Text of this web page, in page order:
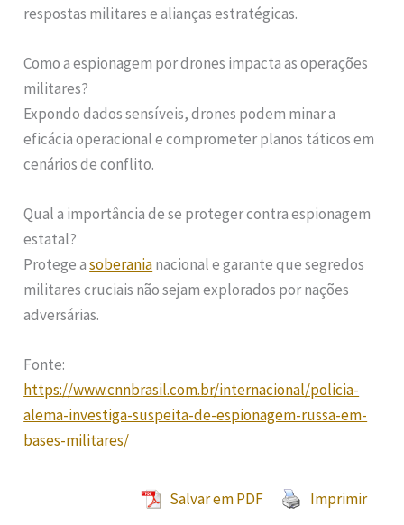
respostas militares e alianças estratégicas.
Como a espionagem por drones impacta as operações
militares?
Expondo dados sensíveis, drones podem minar a
eficácia operacional e comprometer planos táticos em
cenários de conflito.
Qual a importância de se proteger contra espionagem
estatal?
Protege asoberanianacional e garante que segredos
militares cruciais não sejam explorados por nações
adversárias.
Fonte:
https://www.cnnbrasil.com.br/internacional/policia-
alema-investiga-suspeita-de-espionagem-russa-em-
bases-militares/
Salvar em PDF Imprimir